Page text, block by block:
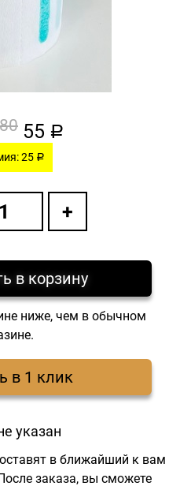
80 55 a
25 a
в корзину
ниже, чем в обычном
в 1 клик
указан
в ближайший к вам
заказа, вы сможете